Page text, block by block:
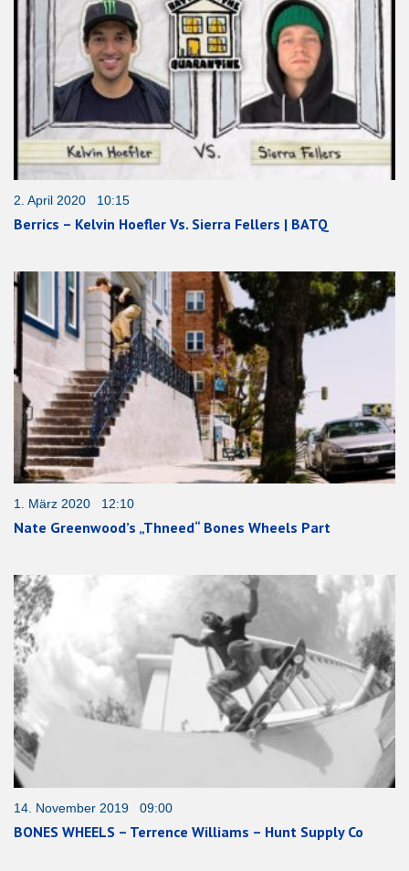
2. April 2020 10:15
Berrics – Kelvin Hoefler Vs. Sierra Fellers | BATQ
1. März 2020 12:10
Nate Greenwood’s „Thneed“ Bones Wheels Part
14. November 2019 09:00
BONES WHEELS – Terrence Williams – Hunt Supply Co